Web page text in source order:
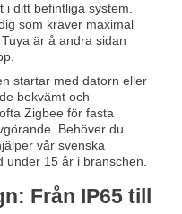
i ditt befintliga system.
som kräver maximal
är å andra sidan
startar med datorn eller
bekvämt och
Zigbee för fasta
Behöver du
vår svenska
under 15 år i branschen.
Från IP65 till